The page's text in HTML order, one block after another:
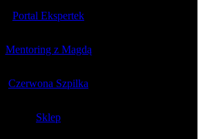
Portal Ekspertek
Mentoring z Magdą
Czerwona Szpilka
Sklep